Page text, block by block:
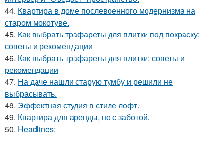
44. Квартира в доме послевоенного модернизма на
старом мокотуве.
45. Как выбрать трафареты для плитки под покраску:
советы и рекомендации
46. Как выбрать трафареты для плитки: советы и
рекомендации
47. На даче нашли старую тумбу и решили не
выбрасывать.
48. Эффектная студия в стиле лофт.
49. Квартира для аренды, но с заботой.
50. Headlines: